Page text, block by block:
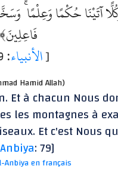
آتَيْنَا حُكْمًا وَعِلْمًا
فَاعِلِينَ﴾
[الأنبياء: 79]
Hamid Allah)
Et à chacun Nous
les montagnes à
Et c'est Nous
: 79]
Anbiya en français